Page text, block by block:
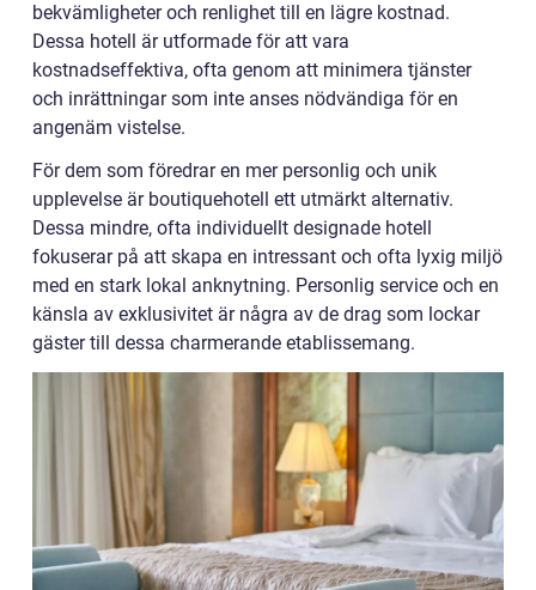
bekvämligheter och renlighet till en lägre kostnad.
Dessa hotell är utformade för att vara
kostnadseffektiva, ofta genom att minimera tjänster
och inrättningar som inte anses nödvändiga för en
angenäm vistelse.
För dem som föredrar en mer personlig och unik
upplevelse är boutiquehotell ett utmärkt alternativ.
Dessa mindre, ofta individuellt designade hotell
fokuserar på att skapa en intressant och ofta lyxig miljö
med en stark lokal anknytning. Personlig service och en
känsla av exklusivitet är några av de drag som lockar
gäster till dessa charmerande etablissemang.